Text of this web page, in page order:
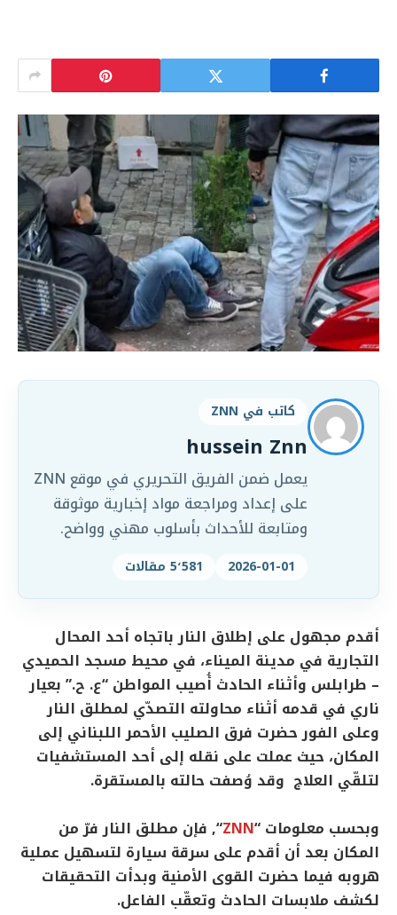
كاتب في ZNN
hussein Znn
يعمل ضمن الفريق التحريري في موقع ZNN
على إعداد ومراجعة مواد إخبارية موثوقة
ومتابعة للأحداث بأسلوب مهني وواضح.
2026-01-01 5٬581 مقالات
أقدم مجهول على إطلاق النار باتجاه أحد المحال
التجارية في مدينة الميناء، في محيط مسجد الحميدي
– طرابلس وأثناء الحادث أُصيب المواطن “ع. ح.” بعيار
ناري في قدمه أثناء محاولته التصدّي لمطلق النار
وعلى الفور حضرت فرق الصليب الأحمر اللبناني إلى
المكان، حيث عملت على نقله إلى أحد المستشفيات
لتلقّي العلاج وقد وُصفت حالته بالمستقرة.
وبحسب معلومات “ZNN“, فإن مطلق النار فرّ من
المكان بعد أن أقدم على سرقة سيارة لتسهيل عملية
هروبه فيما حضرت القوى الأمنية وبدأت التحقيقات
لكشف ملابسات الحادث وتعقّب الفاعل.